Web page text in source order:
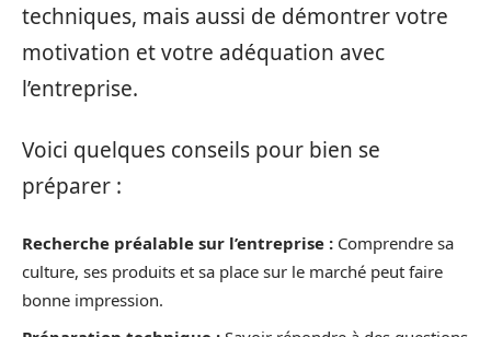
techniques, mais aussi de démontrer votre
motivation et votre adéquation avec
l’entreprise.
Voici quelques conseils pour bien se
préparer :
Recherche préalable sur l’entreprise : Comprendre sa
culture, ses produits et sa place sur le marché peut faire
bonne impression.